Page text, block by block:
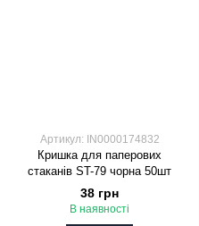
Артикул: IN0000174832
Кришка для паперових
стаканів ST-79 чорна 50шт
38 грн
В наявності